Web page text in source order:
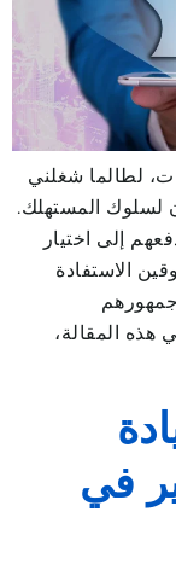
لطالما شغلني
لسلوك المستهلك.
إلى اختيار
الاستفادة
هذه المقالة،
في